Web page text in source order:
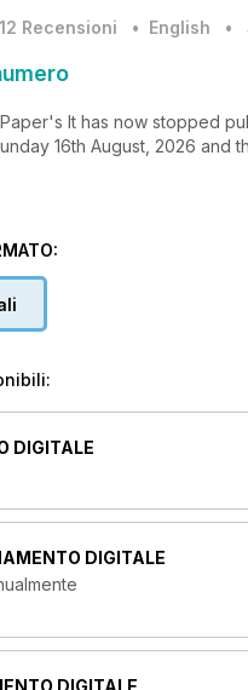
12 Recensioni • English •
It has now stopped
16th August, 2026 and
provides in-depth
clarity.
DIGITALE
DIGITALE